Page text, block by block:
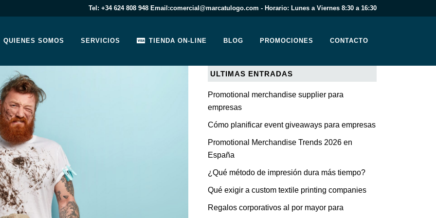
Tel: +34 624 808 948 Email:comercial@marcatulogo.com - Horario: Lunes a Viernes 8:30 a 16:30
QUIENES SOMOS SERVICIOS TIENDA ON-LINE BLOG PROMOCIONES CONTACTO
ULTIMAS ENTRADAS
Promotional merchandise supplier para
empresas
Cómo planificar event giveaways para empresas
Promotional Merchandise Trends 2026 en
España
¿Qué método de impresión dura más tiempo?
Qué exigir a custom textile printing companies
Regalos corporativos al por mayor para